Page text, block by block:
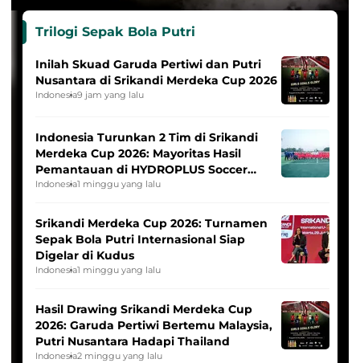
Trilogi Sepak Bola Putri
Inilah Skuad Garuda Pertiwi dan Putri
Nusantara di Srikandi Merdeka Cup 2026
Indonesia9 jam yang lalu
Indonesia Turunkan 2 Tim di Srikandi
Merdeka Cup 2026: Mayoritas Hasil
Pemantauan di HYDROPLUS Soccer
League
Indonesia1 minggu yang lalu
Srikandi Merdeka Cup 2026: Turnamen
Sepak Bola Putri Internasional Siap
Digelar di Kudus
Indonesia1 minggu yang lalu
Hasil Drawing Srikandi Merdeka Cup
2026: Garuda Pertiwi Bertemu Malaysia,
Putri Nusantara Hadapi Thailand
Indonesia2 minggu yang lalu